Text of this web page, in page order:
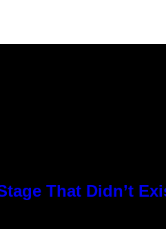
That Didn’t